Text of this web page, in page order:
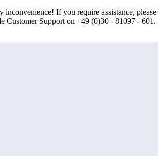
inconvenience! If you require assistance, please
Customer Support on +49 (0)30 - 81097 - 601.